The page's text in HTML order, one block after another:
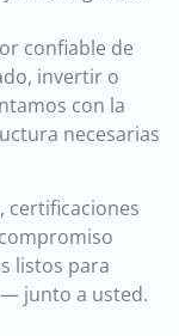
confiable de
invertir o
con la
necesarias
certificaciones
listos para
junto a usted.